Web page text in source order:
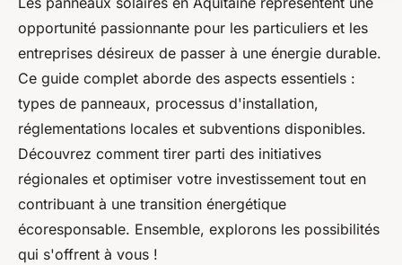
opportunité passionnante pour les particuliers et les
entreprises désireux de passer à une énergie durable.
Ce guide complet aborde des aspects essentiels :
types de panneaux, processus d'installation,
réglementations locales et subventions disponibles.
Découvrez comment tirer parti des initiatives
régionales et optimiser votre investissement tout en
contribuant à une transition énergétique
écoresponsable. Ensemble, explorons les possibilités
qui s'offrent à vous !